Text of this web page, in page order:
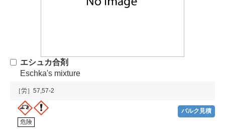
エシュカ合剤
Eschka's mixture
［労］57,57-2
危険
バルク見積